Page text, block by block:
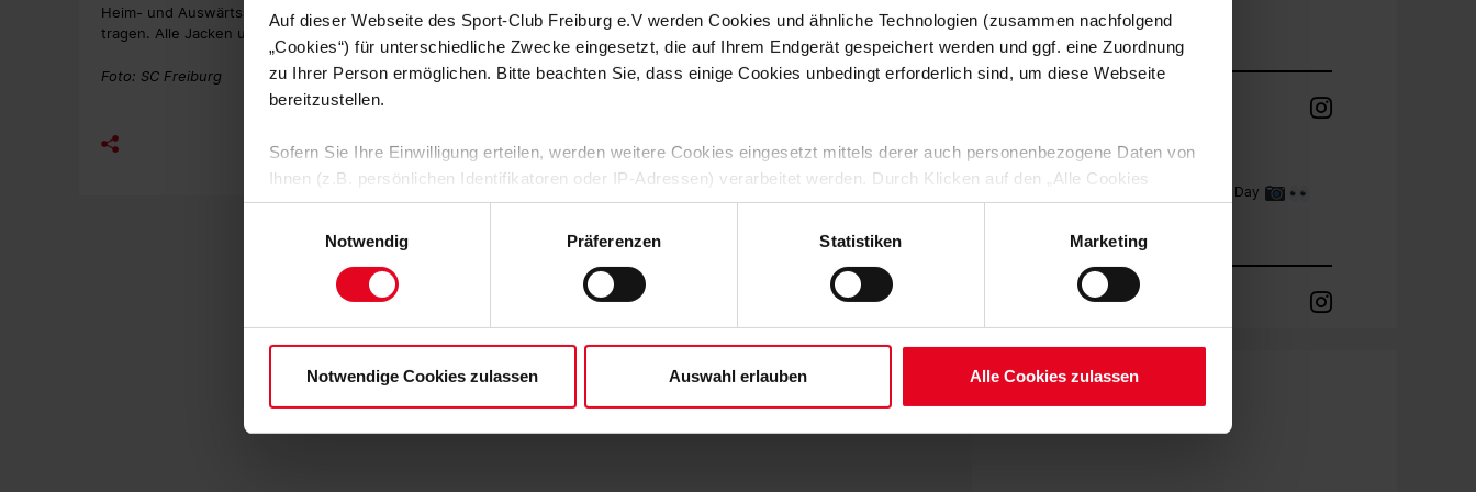
Auf dieser Webseite des Sport-Club Freiburg e.V werden Cookies und ähnliche Technologien (zusammen nachfolgend
„Cookies“) für unterschiedliche Zwecke eingesetzt, die auf Ihrem Endgerät gespeichert werden und ggf. eine Zuordnung
zu Ihrer Person ermöglichen. Bitte beachten Sie, dass einige Cookies unbedingt erforderlich sind, um diese Webseite
bereitzustellen.
Sofern Sie Ihre Einwilligung erteilen, werden weitere Cookies eingesetzt mittels derer auch personenbezogene Daten von
Ihnen (z.B. persönlichen Identifikatoren oder IP-Adressen) verarbeitet werden. Durch Klicken auf den „Alle Cookies
zulassen“-Button stimmen Sie der Speicherung aller aufgeführten Cookies und der entsprechenden Verarbeitung Ihrer
personenbezogenen Daten für die unten jeweils angegebene Zwecke gem. § 25 Abs. 1 TDDDG, Art. 6 Abs. 1 lit. a DSGVO
Soweit Sie „Notwendige Cookies“ auswählen, werden nur unbedingt erforderliche Cookies eingesetzt. Ihre etwaig erteilten
Notwendig
Präferenzen Statistiken Marketing
Notwendige Cookies zulassen Auswahl erlauben Alle Cookies zulassen
Heim- und Auswärtsspiele bestens ausgestattet. Natürlich lassen sich die Jacken auch außerhalb der Stadien bestens
tragen. Alle Jacken und weitere Produkte gibt es imFanshop.
Foto: SC Freiburg
#scf #scfreiburg
SC FREIBURG
Hinter den Kulissen beim Media Day
#scfreiburg
05.08.2026
Unser Team 2026/27